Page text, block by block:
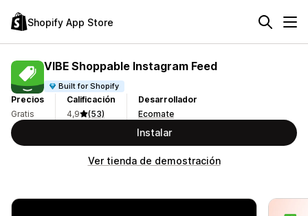
Shopify App Store
VIBE Shoppable Instagram Feed
Built for Shopify
Precios
Gratis
Calificación
4,9
(53)
Desarrollador
Ecomate
Instalar
Ver tienda de demostración